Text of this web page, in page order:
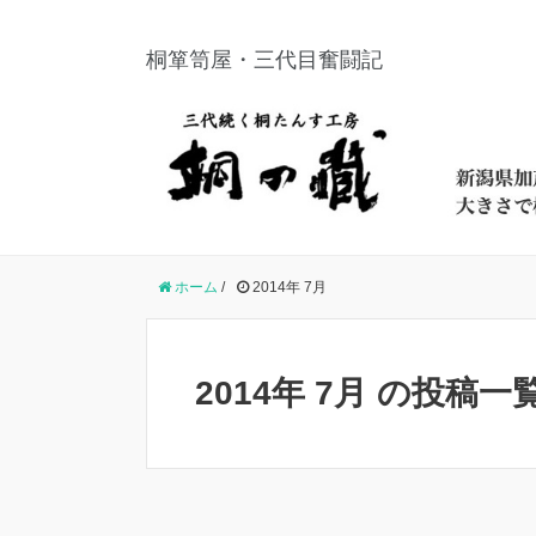
桐箪笥屋・三代目奮闘記
ホーム / 2014年 7月
2014年 7月 の投稿一